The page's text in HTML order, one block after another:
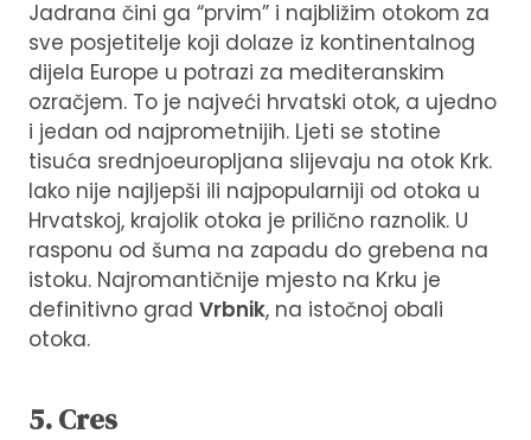
Jadrana čini ga “prvim” i najbližim otokom za
sve posjetitelje koji dolaze iz kontinentalnog
dijela Europe u potrazi za mediteranskim
ozračjem. To je najveći hrvatski otok, a ujedno
i jedan od najprometnijih. Ljeti se stotine
tisuća srednjoeuropljana slijevaju na otok Krk.
Iako nije najljepši ili najpopularniji od otoka u
Hrvatskoj, krajolik otoka je prilično raznolik. U
rasponu od šuma na zapadu do grebena na
istoku. Najromantičnije mjesto na Krku je
definitivno grad Vrbnik, na istočnoj obali
otoka.
5. Cres